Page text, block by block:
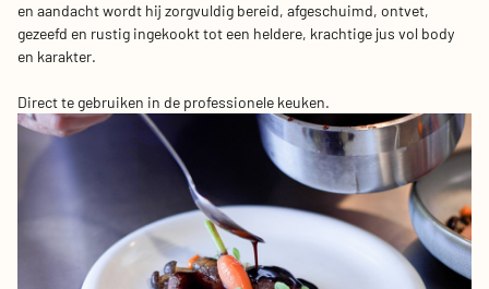
en aandacht wordt hij zorgvuldig bereid, afgeschuimd, ontvet,
gezeefd en rustig ingekookt tot een heldere, krachtige jus vol body
en karakter.
Direct te gebruiken in de professionele keuken.